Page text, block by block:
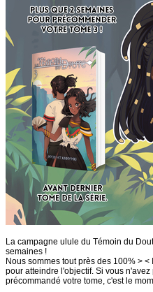
La campagne ulule du Témoin du
semaines !
Nous sommes tout près des 100% >
pour atteindre l'objectif. Si vous n'avez
précommandé votre tome, c'est le